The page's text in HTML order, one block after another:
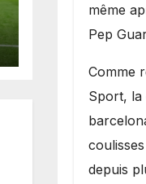
même
Pep
​Comme
Sport, la
depuis